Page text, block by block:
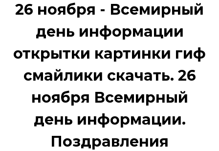
26 ноября - Всемирный
день информации
открытки картинки гиф
смайлики скачать. 26
ноября Всемирный
день информации.
Поздравления